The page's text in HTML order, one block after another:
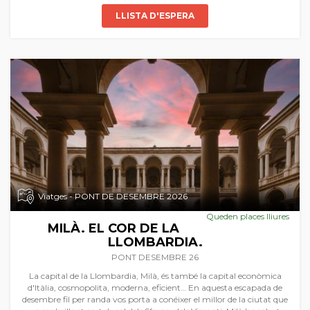
LLISTA D'ESPERA
Viatges - PONT DE DESEMBRE 2026
Queden places lliures
MILÀ. EL COR DE LA
LLOMBARDIA.
PONT DESEMBRE 26
La capital de la Llombardia, Milà, és també la capital econòmica
d'Itàlia, cosmopolita, moderna, eficient… En aquesta escapada de
desembre fil per randa vos porta a conéixer el millor de la ciutat que